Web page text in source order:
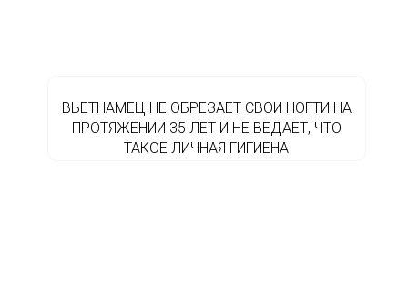
ВЬЕТНАМЕЦ НЕ ОБРЕЗАЕТ СВОИ НОГТИ НА
ПРОТЯЖЕНИИ 35 ЛЕТ И НЕ ВЕДАЕТ, ЧТО
ТАКОЕ ЛИЧНАЯ ГИГИЕНА